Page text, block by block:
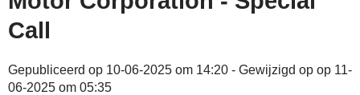
Call
Gepubliceerd op 10-06-2025 om 14:20 - Gewijzigd op op 11-
06-2025 om 05:35